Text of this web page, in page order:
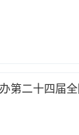
第二十四届